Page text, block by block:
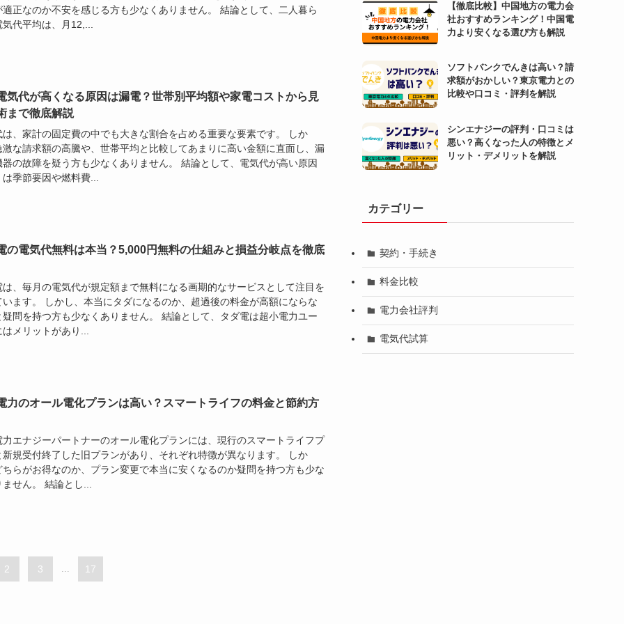
適正なのか不安を感じる方も少なくありません。 結論として、二人暮ら
気代平均は、月12,...
気代が高くなる原因は漏電？世帯別平均額や家電コストから見
まで徹底解説
は、家計の固定費の中でも大きな割合を占める重要な要素です。 しか
激な請求額の高騰や、世帯平均と比較してあまりに高い金額に直面し、漏
器の故障を疑う方も少なくありません。 結論として、電気代が高い原因
季節要因や燃料費...
の電気代無料は本当？5,000円無料の仕組みと損益分岐点を徹底
は、毎月の電気代が規定額まで無料になる画期的なサービスとして注目を
います。 しかし、本当にタダになるのか、超過後の料金が高額にならな
疑問を持つ方も少なくありません。 結論として、タダ電は超小電力ユー
メリットがあり...
力のオール電化プランは高い？スマートライフの料金と節約方
力エナジーパートナーのオール電化プランには、現行のスマートライフプ
新規受付終了した旧プランがあり、それぞれ特徴が異なります。 しか
ちらがお得なのか、プラン変更で本当に安くなるのか疑問を持つ方も少な
せん。 結論とし...
2 3 ... 17
【徹底比較】中国地方の電力会
社おすすめランキング！中国電
力より安くなる選び方も解説
ソフトバンクでんきは高い？請
求額がおかしい？東京電力との
比較や口コミ・評判を解説
シンエナジーの評判・口コミは
悪い？高くなった人の特徴とメ
リット・デメリットを解説
カテゴリー
契約・手続き
料金比較
電力会社評判
電気代試算